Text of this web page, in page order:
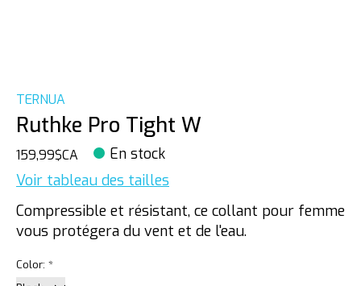
TERNUA
Ruthke Pro Tight W
159,99$CA En stock
Voir tableau des tailles
Compressible et résistant, ce collant pour femme
vous protégera du vent et de l'eau.
Color: *